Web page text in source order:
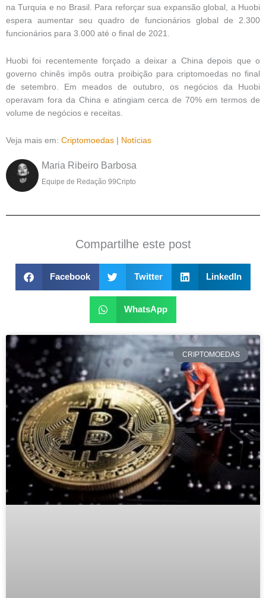
na Turquia e no Brasil. Para reforçar sua expansão global, a Huobi
espera aumentar seu quadro de funcionários global de 2.300
funcionários para 3.000 até o final de 2021.
Huobi foi recentemente forçado a deixar a China depois que o
governo chinês impôs outra proibição para criptomoedas no final
de setembro. Em meados de outubro, os negócios da Huobi
operavam fora da China e atingiam cerca de 70% em termos de
volume de negócios e receitas.
Veja mais em: Criptomoedas Notícias
Maria Ribeiro Barbosa
Equipe de Redação 99Cripto
Compartilhe este post
Facebook Twitter LinkedIn
WhatsApp
CRIPTOMOEDAS